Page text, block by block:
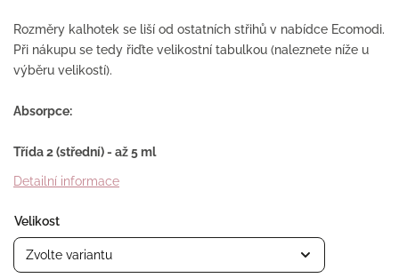
Rozměry kalhotek se liší od ostatních střihů v nabídce Ecomodi.
Při nákupu se tedy řiďte velikostní tabulkou (naleznete níže u
výběru velikostí).
Absorpce:
Třída 2 (střední) - až 5 ml
Detailní informace
Velikost